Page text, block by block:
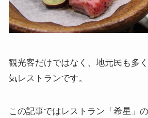
観光客だけではなく、地元民も多
気レストランです。
この記事ではレストラン「希星」